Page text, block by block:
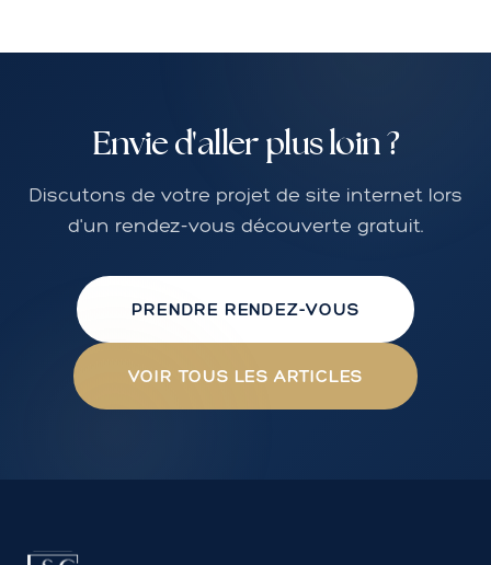
Envie d'aller plus loin ?
Discutons de votre projet de site internet lors
d'un rendez-vous découverte gratuit.
PRENDRE RENDEZ-VOUS
VOIR TOUS LES ARTICLES